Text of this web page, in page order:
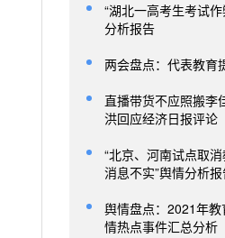
“湖北一高考生考试
分析报告
两会盘点：代表教育
直播带货不应照搬李
洪回应经济日报评论
“北京、河南试点取
消息不实”舆情分析
舆情盘点：2021年
情热点事件汇总分析